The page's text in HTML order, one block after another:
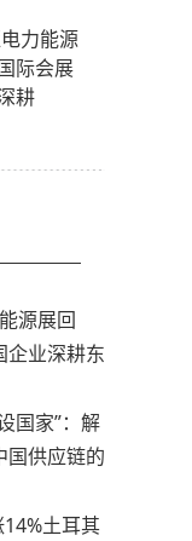
力能源
际会展
耕
源展回
企业深耕东
国家”：解
国供应链的
土耳其